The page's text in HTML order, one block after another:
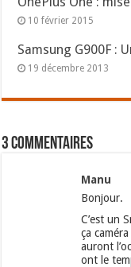
10 février 2015
Samsung G900F :
19 décembre 2013
3 commentaires
Manu
Bonjour.
C’est un
ça
auront
ont le